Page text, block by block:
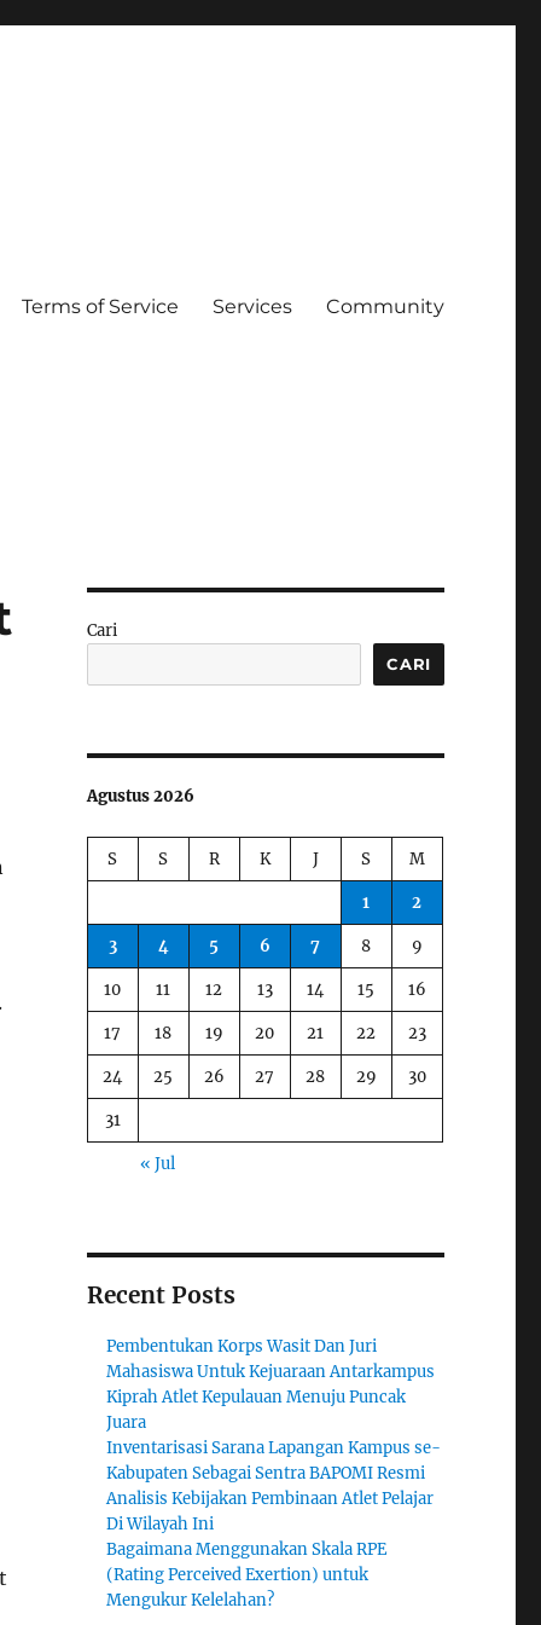
Terms of Service Services Community
Cari
CARI
Agustus 2026
S S R K J S M
1 2
3 4 5 6 7 8 9
10 11 12 13 14 15 16
17 18 19 20 21 22 23
24 25 26 27 28 29 30
31
« Jul
Recent Posts
Pembentukan Korps Wasit Dan Juri
Mahasiswa Untuk Kejuaraan Antarkampus
Kiprah Atlet Kepulauan Menuju Puncak
Juara
Inventarisasi Sarana Lapangan Kampus se-
Kabupaten Sebagai Sentra BAPOMI Resmi
Analisis Kebijakan Pembinaan Atlet Pelajar
Di Wilayah Ini
Bagaimana Menggunakan Skala RPE
(Rating Perceived Exertion) untuk
Mengukur Kelelahan?